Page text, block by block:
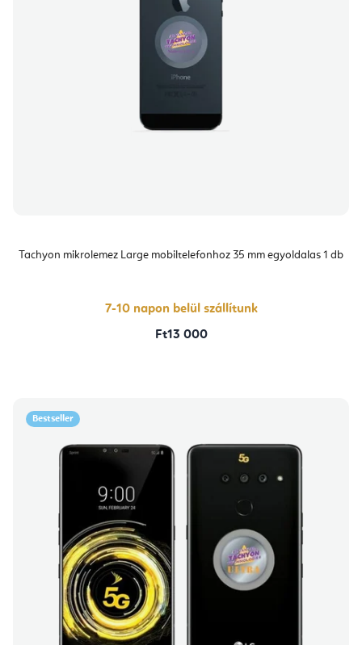
Tachyon mikrolemez Large mobiltelefonhoz 35 mm egyoldalas 1 db
7-10 napon belül szállítunk
Ft13 000
Bestseller